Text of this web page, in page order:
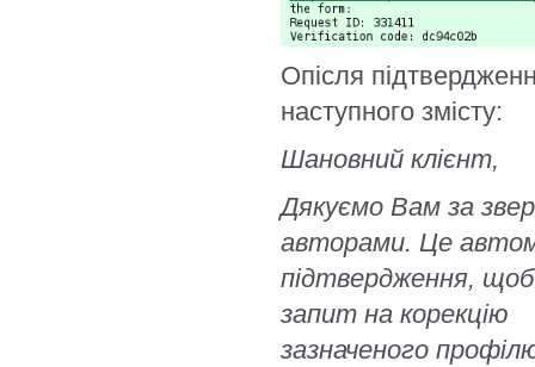
Опісля
наступного змісту:
Шановний клієнт,
Дякуємо Вам за
авторами. Це
підтвердження,
запит на корекцію
зазначеного